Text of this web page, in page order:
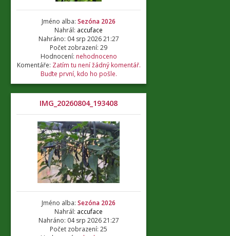
Jméno alba: Sezóna 2026
Nahrál: accuface
Nahráno: 04 srp 2026 21:27
Počet zobrazení: 29
Hodnocení: nehodnoceno
Komentáře: Zatím tu není žádný komentář.
Buďte první, kdo ho pošle.
IMG_20260804_193408
Jméno alba: Sezóna 2026
Nahrál: accuface
Nahráno: 04 srp 2026 21:27
Počet zobrazení: 25